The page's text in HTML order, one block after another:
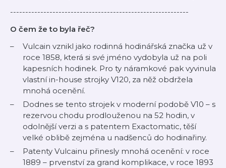
-----------------------------------------------------------
O čem že to byla řeč?
Vulcain vznikl jako rodinná hodinářská značka už v
roce 1858, která si své jméno vydobyla už na poli
kapesních hodinek. Pro ty náramkové pak vyvinula
vlastní in-house strojky V120, za něž obdržela
mnohá ocenění.
Dodnes se tento strojek v moderní podobě V10 – s
rezervou chodu prodlouženou na 52 hodin, v
odolnější verzi a s patentem Exactomatic, těší
velké oblibě zejména u nadšenců do hodinařiny.
Patenty Vulcainu přinesly mnohá ocenění: v roce
1889 – prvenství za grand komplikace, v roce 1893